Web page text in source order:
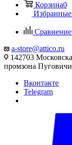
Корзина0
Сравнение
a-store@attico.ru
142703
промзона
Вконтакте
Telegram